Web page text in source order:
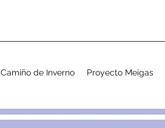
Camiño de Inverno Proyecto Meigas